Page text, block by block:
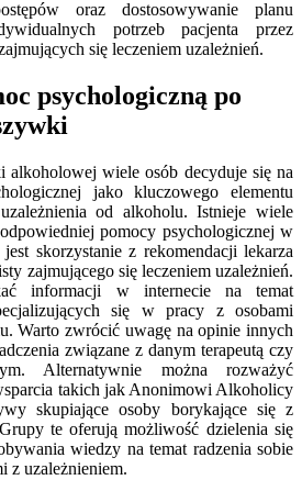
oraz dostosowywanie planu
potrzeb pacjenta przez
się leczeniem uzależnień.
psychologiczną po
alkoholowej wiele osób decyduje się na
jako kluczowego elementu
od alkoholu. Istnieje wiele
pomocy psychologicznej w
skorzystanie z rekomendacji lekarza
zajmującego się leczeniem uzależnień.
informacji w internecie na temat
się w pracy z osobami
Warto zwrócić uwagę na opinie innych
związane z danym terapeutą czy
Alternatywnie można rozważyć
takich jak Anonimowi Alkoholicy
skupiające osoby borykające się z
te oferują możliwość dzielenia się
wiedzy na temat radzenia sobie
z uzależnieniem.